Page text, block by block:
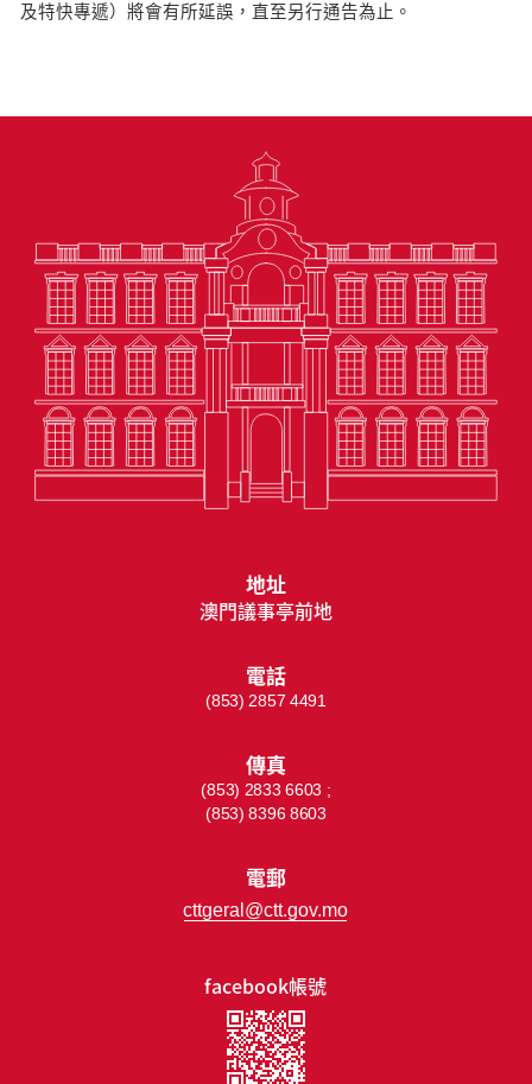
及特快專遞）將會有所延誤，直至另行通告為止。
facebook帳號
地址
澳門議事亭前地
電話
(853) 2857 4491
傳真
(853) 2833 6603 ;
(853) 8396 8603
電郵
cttgeral@ctt.gov.mo